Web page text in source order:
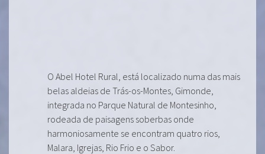
O Abel Hotel Rural, está localizado numa das mais
belas aldeias de Trás-os-Montes, Gimonde,
integrada no Parque Natural de Montesinho,
rodeada de paisagens soberbas onde
harmoniosamente se encontram quatro rios,
Malara, Igrejas, Rio Frio e o Sabor.